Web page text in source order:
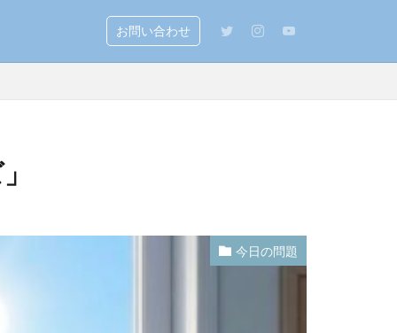
お問い合わせ
今日の問題